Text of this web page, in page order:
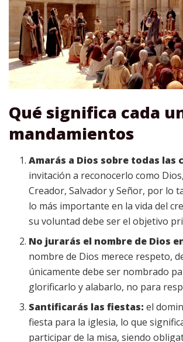
Qué significa cada
mandamientos
Amarás a Dios sobre todas las
invitación a reconocerlo como
Creador, Salvador y Señor, por lo
lo más importante en la vida del
su voluntad debe ser el objetivo
No jurarás el nombre de Dios
nombre de Dios merece respeto,
únicamente debe ser nombrado
glorificarlo y alabarlo, no para
Santificarás las fiestas: el
fiesta para la iglesia, lo que
participar de la misa, siendo